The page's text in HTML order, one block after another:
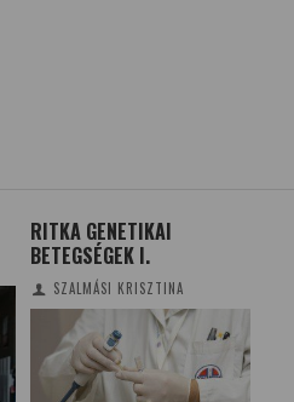
RITKA GENETIKAI
BETEGSÉGEK I.
SZALMÁSI KRISZTINA